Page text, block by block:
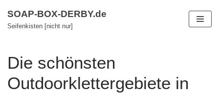
Zum
Inhalt
SOAP-BOX-DERBY.de
Seifenkisten [nicht nur]
Die schönsten
Outdoorklettergebiete in